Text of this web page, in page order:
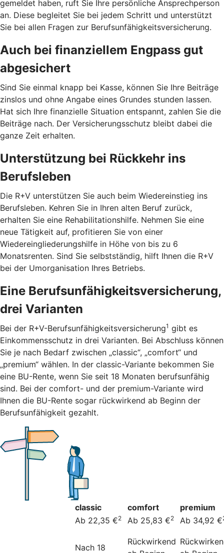
gemeldet haben, ruft Sie Ihre persönliche Ansprechperson
an. Diese begleitet Sie bei jedem Schritt und unterstützt
Sie bei allen Fragen zur Berufsunfähigkeitsversicherung.
Auch bei finanziellem Engpass gut
abgesichert
Sind Sie einmal knapp bei Kasse, können Sie Ihre Beiträge
zinslos und ohne Angabe eines Grundes stunden lassen.
Hat sich Ihre finanzielle Situation entspannt, zahlen Sie die
Beiträge nach. Der Versicherungsschutz bleibt dabei die
ganze Zeit erhalten.
Unterstützung bei Rückkehr ins
Berufsleben
Die R+V unterstützen Sie auch beim Wiedereinstieg ins
Berufsleben. Kehren Sie in Ihren alten Beruf zurück,
erhalten Sie eine Rehabilitationshilfe. Nehmen Sie eine
neue Tätigkeit auf, profitieren Sie von einer
Wiedereingliederungshilfe in Höhe von bis zu 6
Monatsrenten. Sind Sie selbstständig, hilft Ihnen die R+V
bei der Umorganisation Ihres Betriebs.
Eine Berufsunfähigkeitsversicherung,
drei Varianten
Bei der R+V-Berufsunfähigkeitsversicherung1 gibt es
Einkommensschutz in drei Varianten. Bei Abschluss können
Sie je nach Bedarf zwischen „classic“, „comfort“ und
„premium“ wählen. In der classic-Variante bekommen Sie
eine BU-Rente, wenn Sie seit 18 Monaten berufsunfähig
sind. Bei der comfort- und der premium-Variante wird
Ihnen die BU-Rente sogar rückwirkend ab Beginn der
Berufsunfähigkeit gezahlt.
classic comfort
premium
Ab 22,35 €2 Ab 25,83 €2 Ab 34,92 €
Nach 18
Rückwirkend